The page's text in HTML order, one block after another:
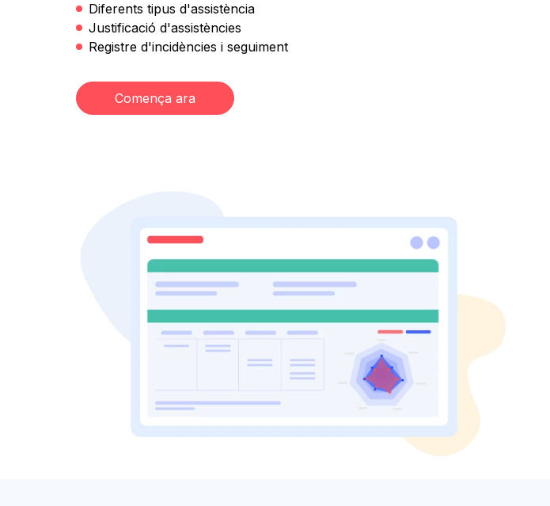
Diferents tipus d'assistència
Justificació d'assistències
Registre d'incidències i seguiment
Comença ara